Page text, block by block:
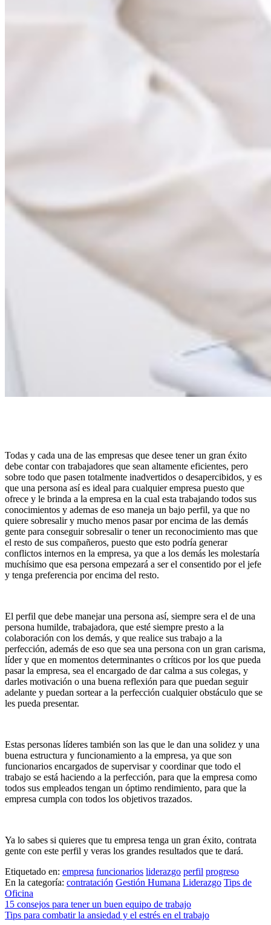
Todas y cada una de las empresas que desee tener un gran éxito
debe contar con trabajadores que sean altamente eficientes, pero
sobre todo que pasen totalmente inadvertidos o desapercibidos, y es
que una persona así es ideal para cualquier empresa puesto que
ofrece y le brinda a la empresa en la cual esta trabajando todos sus
conocimientos y ademas de eso maneja un bajo perfil, ya que no
quiere sobresalir y mucho menos pasar por encima de las demás
gente para conseguir sobresalir o tener un reconocimiento mas que
el resto de sus compañeros, puesto que esto podría generar
conflictos internos en la empresa, ya que a los demás les molestaría
muchísimo que esa persona empezará a ser el consentido por el jefe
y tenga preferencia por encima del resto.
El perfil que debe manejar una persona así, siempre sera el de una
persona humilde, trabajadora, que esté siempre presto a la
colaboración con los demás, y que realice sus trabajo a la
perfección, además de eso que sea una persona con un gran carisma,
líder y que en momentos determinantes o críticos por los que pueda
pasar la empresa, sea el encargado de dar calma a sus colegas, y
darles motivación o una buena reflexión para que puedan seguir
adelante y puedan sortear a la perfección cualquier obstáculo que se
les pueda presentar.
Estas personas líderes también son las que le dan una solidez y una
buena estructura y funcionamiento a la empresa, ya que son
funcionarios encargados de supervisar y coordinar que todo el
trabajo se está haciendo a la perfección, para que la empresa como
todos sus empleados tengan un óptimo rendimiento, para que la
empresa cumpla con todos los objetivos trazados.
Ya lo sabes si quieres que tu empresa tenga un gran éxito, contrata
gente con este perfil y veras los grandes resultados que te dará.
Etiquetado en: empresa funcionarios liderazgo perfil progreso
En la categoría: contratación Gestión Humana Liderazgo Tips de
Oficina
Navegación
15 consejos para tener un buen equipo de trabajo
Tips para combatir la ansiedad y el estrés en el trabajo